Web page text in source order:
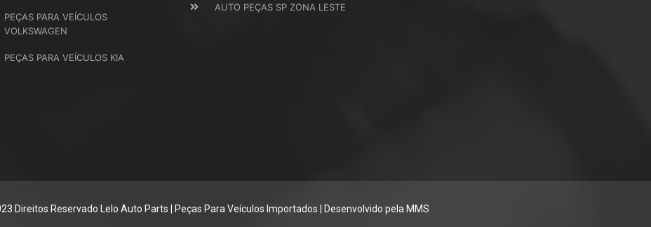
PEÇAS PARA VEÍCULOS
VOLKSWAGEN
PEÇAS PARA VEÍCULOS KIA
AUTO PEÇAS SP ZONA LESTE
Direitos Reservado Lelo Auto Parts | Peças Para Veículos Importados | Desenvolvido pela MMS